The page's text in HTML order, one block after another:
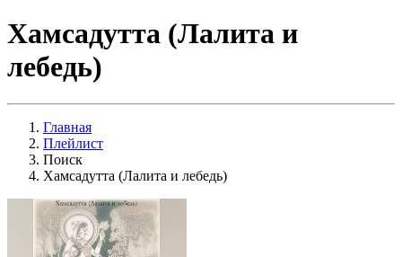
Хамсадутта (Лалита и
лебедь)
Главная
Плейлист
Поиск
Хамсадутта (Лалита и лебедь)